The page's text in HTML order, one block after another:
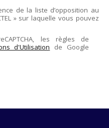
de la liste d’opposition au
» sur laquelle vous pouvez
les règles de
d'Utilisation de Google